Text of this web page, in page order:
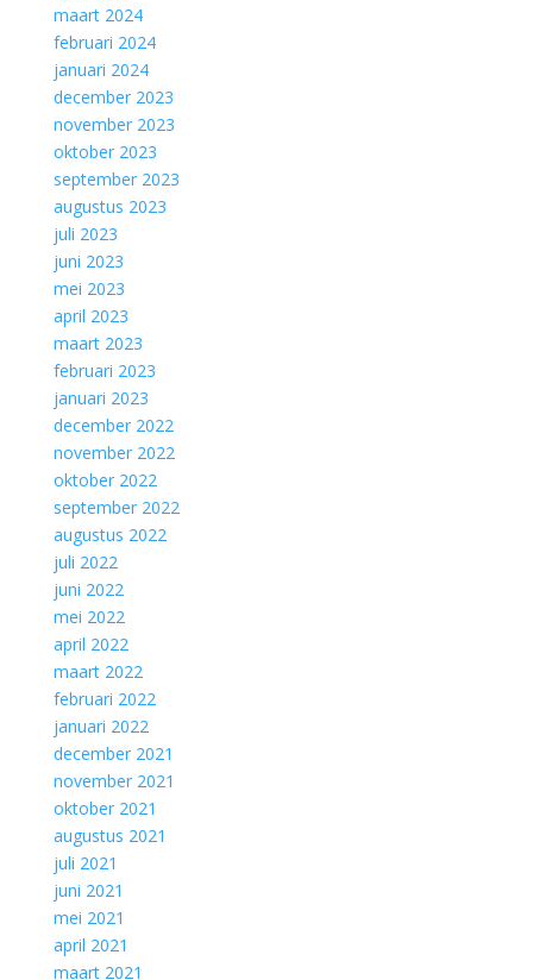
maart 2024
februari 2024
januari 2024
december 2023
november 2023
oktober 2023
september 2023
augustus 2023
juli 2023
juni 2023
mei 2023
april 2023
maart 2023
februari 2023
januari 2023
december 2022
november 2022
oktober 2022
september 2022
augustus 2022
juli 2022
juni 2022
mei 2022
april 2022
maart 2022
februari 2022
januari 2022
december 2021
november 2021
oktober 2021
augustus 2021
juli 2021
juni 2021
mei 2021
april 2021
maart 2021